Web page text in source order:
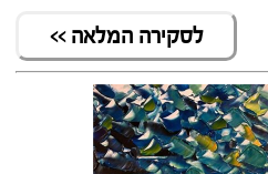
לסקירה המלאה >>